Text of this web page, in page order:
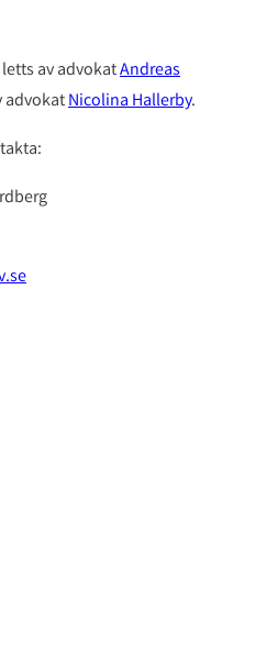
av advokatAndreas
advokatNicolina Hallerby.